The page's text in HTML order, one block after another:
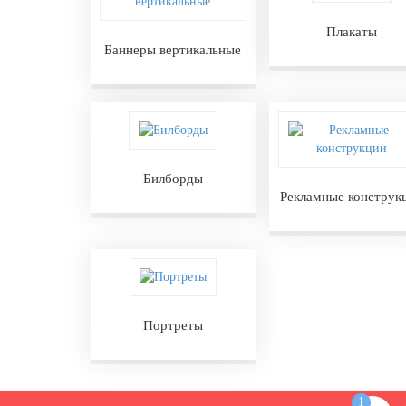
День геолога (первое воскресенье
Светлая Пасха
1 мая, праздник Весны и Труда
9 мая, День Победы
24 мая, День славянской
Баннеры вертикальные
Плакаты
Билборды
Рекламные
Портреты
1